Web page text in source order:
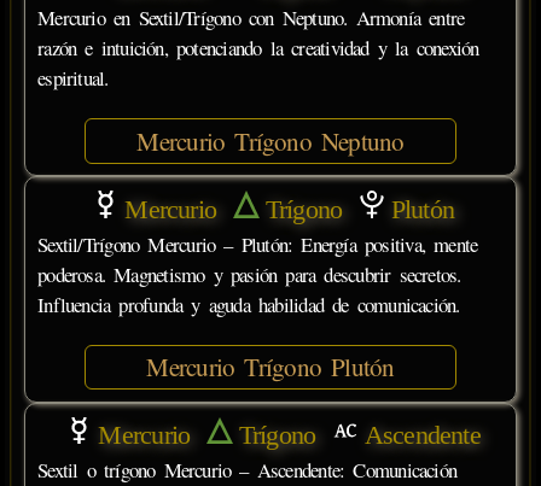
Mercurio en Sextil/Trígono con Neptuno. Armonía entre
razón e intuición, potenciando la creatividad y la conexión
espiritual.
Mercurio Trígono Neptuno
Mercurio Trígono Plutón
Sextil/Trígono Mercurio – Plutón: Energía positiva, mente
poderosa. Magnetismo y pasión para descubrir secretos.
Influencia profunda y aguda habilidad de comunicación.
Mercurio Trígono Plutón
Mercurio Trígono Ascendente
Sextil o trígono Mercurio – Ascendente: Comunicación